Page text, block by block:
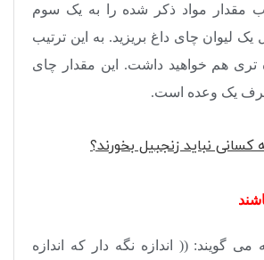
مقدار مواد ذکر شده را به یک سوم
لیوان چای داغ بریزید. به این ترتیب
هم خواهید داشت. این مقدار چای
یک وعده است.
کسانی نباید زنجبیل بخورند؟
می گویند: (( اندازه نگه دار که اندازه